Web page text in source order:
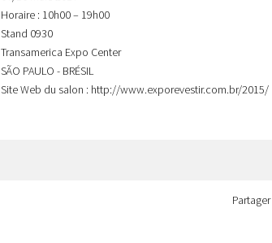
Horaire : 10h00 – 19h00
Stand 0930
Transamerica Expo Center
SÃO PAULO - BRÉSIL
Site Web du salon : http://www.exporevestir.com.br/2015/
Partager